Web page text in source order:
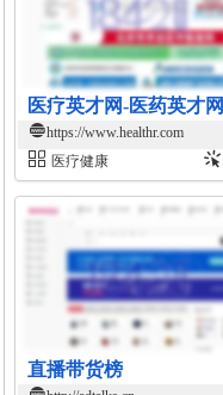
医疗英才网-医药英才网
https://www.healthr.com
医疗健康
直播带货榜